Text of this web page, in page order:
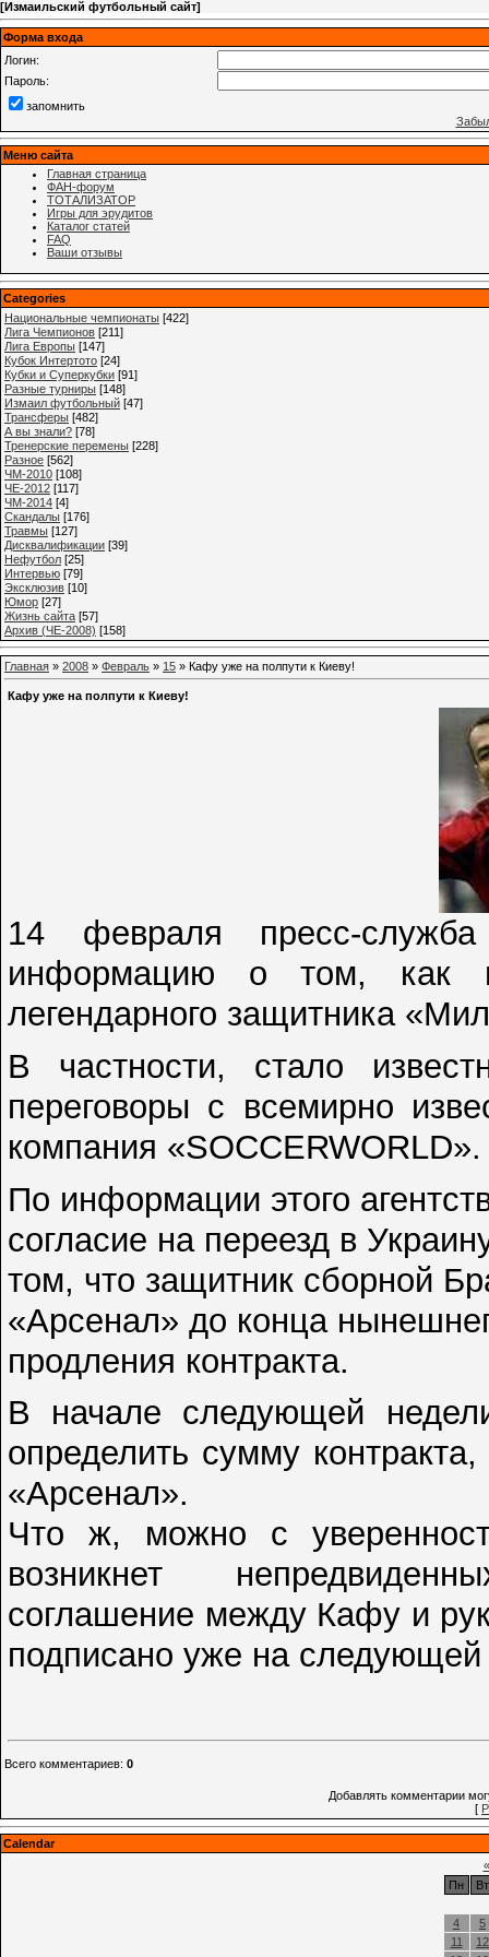
[Измаильский футбольный сайт]
Форма входа
Логин:
Пароль:
запомнить
Меню сайта
Главная страница
ФАН-форум
ТОТАЛИЗАТОР
Игры для эрудитов
Каталог статей
FAQ
Ваши отзывы
Categories
Национальные чемпионаты [422]
Лига Чемпионов [211]
Лига Европы [147]
Кубок Интертото [24]
Кубки и Суперкубки [91]
Разные турниры [148]
Измаил футбольный [47]
Трансферы [482]
А вы знали? [78]
Тренерские перемены [228]
Разное [562]
ЧМ-2010 [108]
ЧЕ-2012 [117]
ЧМ-2014 [4]
Cкандалы [176]
Травмы [127]
Дисквалификации [39]
Нефутбол [25]
Интервью [79]
Эксклюзив [10]
Юмор [27]
Жизнь сайта [57]
Архив (ЧЕ-2008) [158]
Главная » 2008 » Февраль » 15 » Кафу уже на полпути к Киеву!
Кафу уже на полпути к Киеву!
14 февраля пресс-
информацию о том, как
легендарного защитника
В частности, стало
переговоры с всемирно
компания «SOCCERWORLD».
По информации этого
согласие на переезд в
том, что защитник сборной
«Арсенал» до конца
продления контракта.
В начале следующей
определить сумму
«Арсенал».
Что ж, можно с
возникнет
соглашение между Кафу и
подписано уже на следующей
Всего комментариев: 0
Добавлять комментарии
[
Calendar
«
Пн
Вт
4
5
11
12